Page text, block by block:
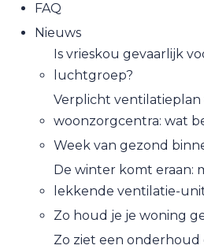
FAQ
Nieuws
Is vrieskou gevaarlijk
luchtgroep?
Verplicht ventilatieplan
woonzorgcentra: wat
Week van gezond
De winter komt eraan:
lekkende ventilatie-
Zo houd je je woning
Zo ziet een